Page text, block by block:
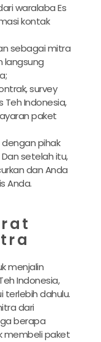
waralaba Es
kontak
sebagai mitra
langsung
survey
Teh Indonesia,
paket
pihak
setelah itu,
dan Anda
Anda.
menjalin
Indonesia,
dahulu.
dari
berapa
membeli paket